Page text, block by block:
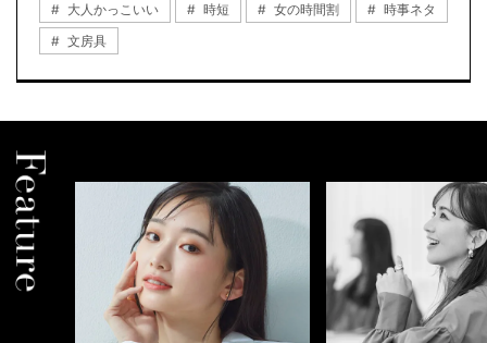
大人かっこいい
時短 女の時間割
時事ネタ
文房具